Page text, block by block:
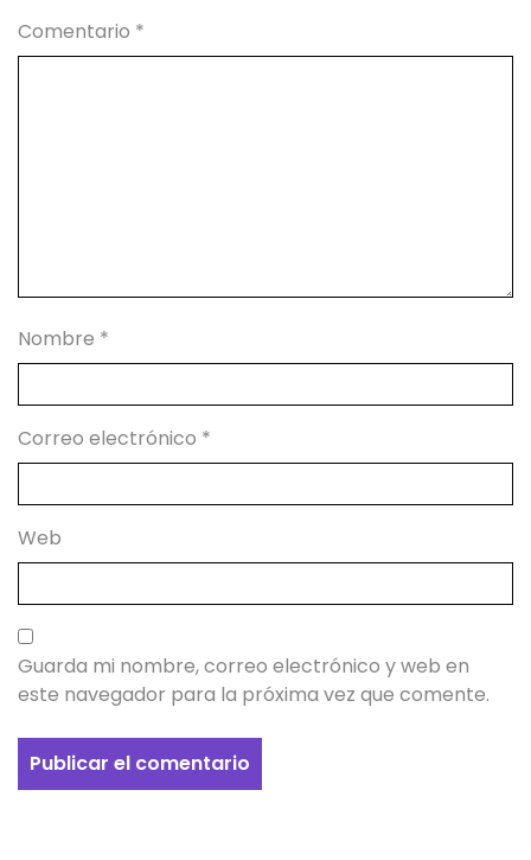
Comentario *
Nombre *
Correo electrónico *
Web
Guarda mi nombre, correo electrónico y web en
este navegador para la próxima vez que comente.